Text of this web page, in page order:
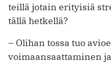
teillä jotain erityisiä
tällä hetkellä?
– Olihan tossa tuo
voimaansaattaminen